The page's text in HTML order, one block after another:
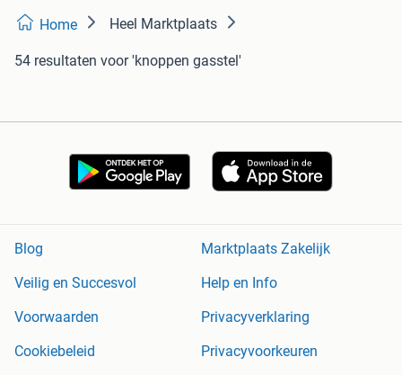
Home Heel Marktplaats
54 resultaten voor 'knoppen gasstel'
Blog
Marktplaats Zakelijk
Veilig en Succesvol
Help en Info
Voorwaarden
Privacyverklaring
Cookiebeleid
Privacyvoorkeuren